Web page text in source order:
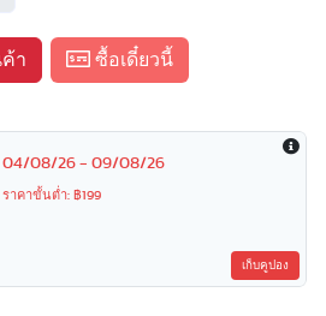
า ซื้อเดี๋ยวนี้
04/08/26 - 09/08/26
ราคาขั้นต่ำ: ฿199
เก็บคูปอง